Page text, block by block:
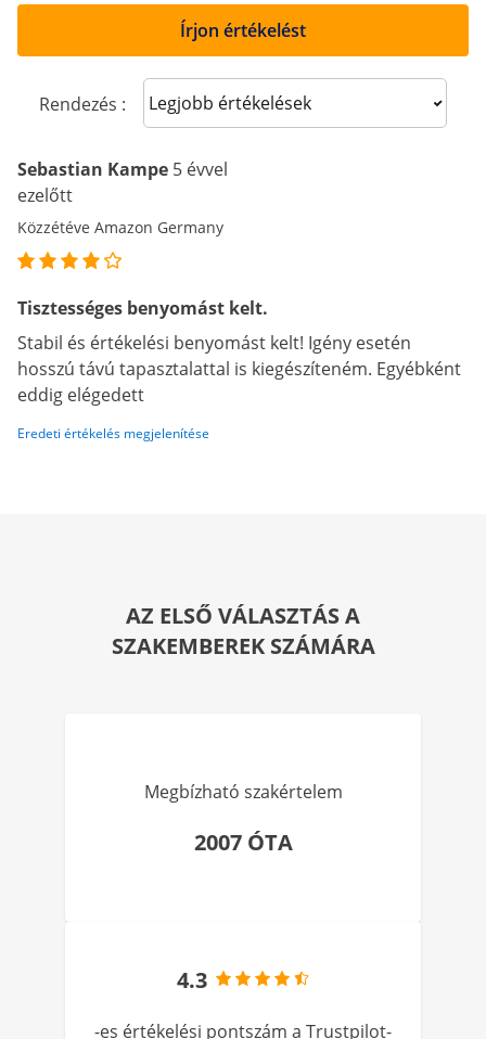
Írjon értékelést
Rendezés : Sort reviews
Sebastian Kampe 5 évvel
ezelőtt
Közzétéve Amazon Germany
Tisztességes benyomást kelt.
Stabil és értékelési benyomást kelt! Igény esetén
hosszú távú tapasztalattal is kiegészíteném. Egyébként
eddig elégedett
Eredeti értékelés megjelenítése
AZ ELSŐ VÁLASZTÁS A
SZAKEMBEREK SZÁMÁRA
Megbízható szakértelem
2007 ÓTA
4.3
-es értékelési pontszám a Trustpilot-